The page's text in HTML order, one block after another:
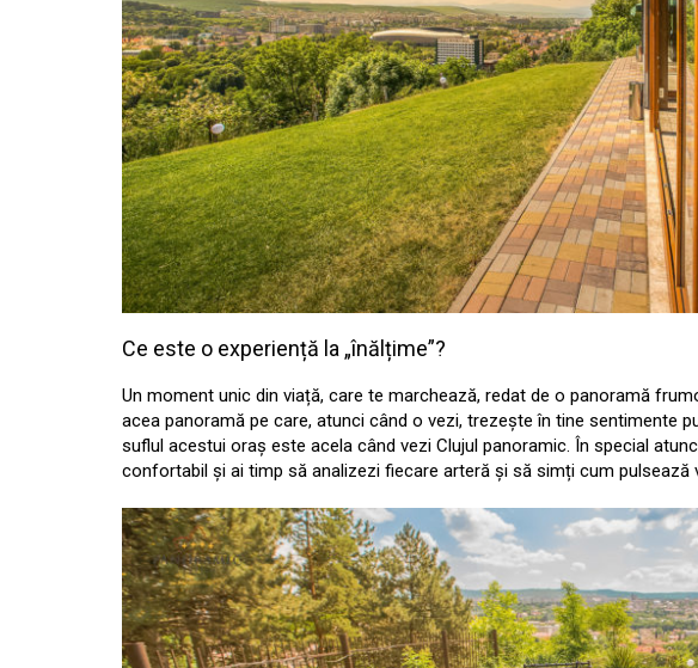
Ce este o experiență la „înălțime”?
Un moment unic din viață, care te marchează, redat de o panoramă
acea panoramă pe care, atunci când o vezi, trezește în tine sentimente
suflul acestui oraș este acela când vezi Clujul panoramic. În special
confortabil și ai timp să analizezi fiecare arteră și să simți cum pulsează